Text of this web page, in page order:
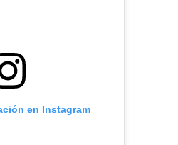
en Instagram